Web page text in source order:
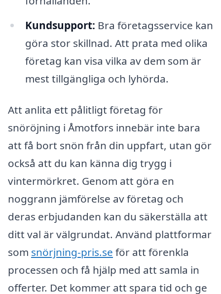
Kundsupport: Bra företagsservice kan
göra stor skillnad. Att prata med olika
företag kan visa vilka av dem som är
mest tillgängliga och lyhörda.
Att anlita ett pålitligt företag för
snöröjning i Åmotfors innebär inte bara
att få bort snön från din uppfart, utan gör
också att du kan känna dig trygg i
vintermörkret. Genom att göra en
noggrann jämförelse av företag och
deras erbjudanden kan du säkerställa att
ditt val är välgrundat. Använd plattformar
som snörjning-pris.se för att förenkla
processen och få hjälp med att samla in
offerter. Det kommer att spara tid och ge